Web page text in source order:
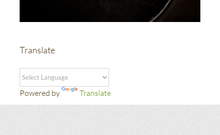
Translate
Powered by Translate